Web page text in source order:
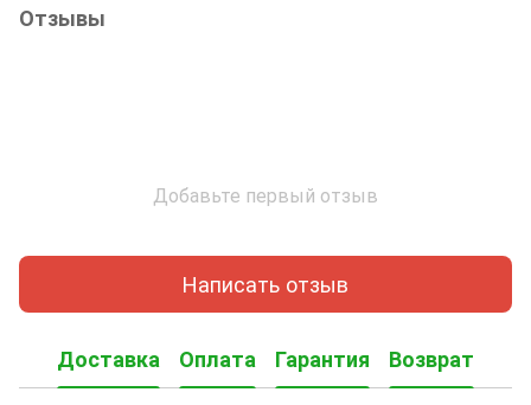
Отзывы
Добавьте первый отзыв
Написать отзыв
Доставка Оплата Гарантия Возврат